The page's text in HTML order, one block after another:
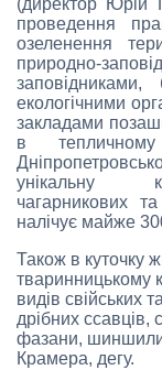
(директор Юрій
проведення
озеленення
природно-
екологічними
закладами
в
унікальну
чагарникових
налічує майже
Також в куточку
тваринницькому
видів свійських
дрібних ссавців,
фазани,
Крамера, дегу.